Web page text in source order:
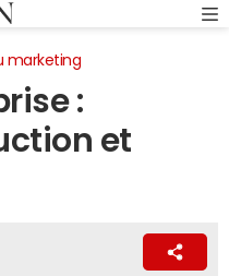
marketing
:
et